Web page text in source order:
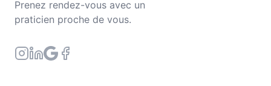
Prenez rendez-vous avec un
praticien proche de vous.